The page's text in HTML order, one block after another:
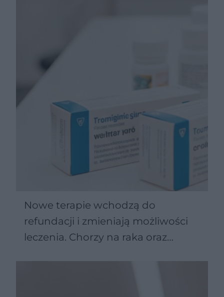
Nowe terapie wchodzą do
refundacji i zmieniają możliwości
leczenia. Chorzy na raka oraz